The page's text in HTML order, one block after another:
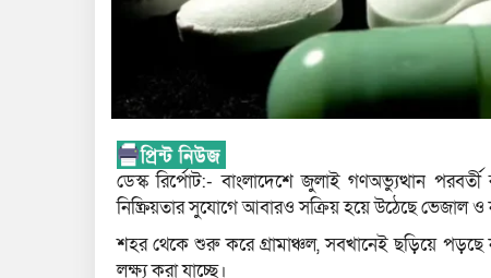
ডেস্ক রির্পোট:- বাংলাদেশে জুলাই গণঅভ্যুত্থান
নিষ্ক্রিয়তার সুযোগে আবারও সক্রিয় হয়ে উঠেছে ভেজাল
শহর থেকে শুরু করে গ্রামাঞ্চল, সবখানেই ছড়িয়ে
লক্ষ্য করা যাচ্ছে।